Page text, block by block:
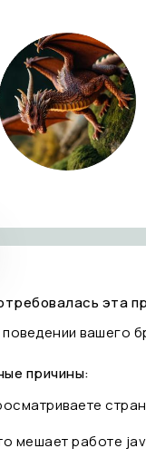
эта
поведении вашего
причины:
мешает работе